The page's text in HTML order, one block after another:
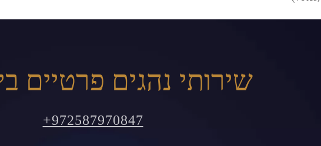
שירותי נהגים פרטיים
+972587970847